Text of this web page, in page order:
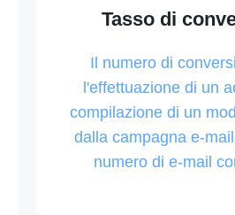
Tasso di
Il numero di
l'effettuazione di un
compilazione di un
dalla campagna e-
numero di e-mail